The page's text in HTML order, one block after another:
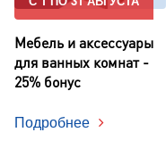
Мебель и аксессуары
для ванных комнат -
25% бонус
Подробнее